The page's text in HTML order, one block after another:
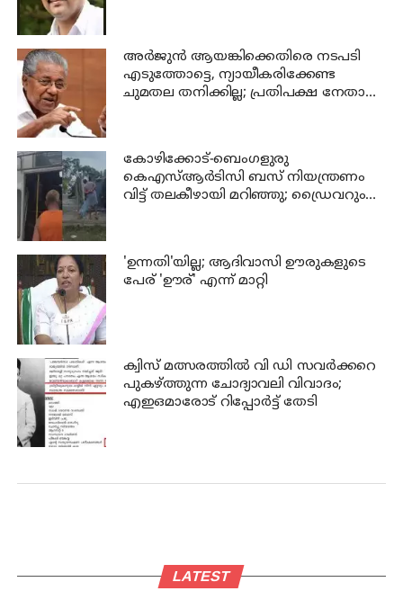
അര്‍ജുന്‍ ആയങ്കിക്കെതിരെ നടപടി
എടുത്തോട്ടെ, ന്യായീകരിക്കേണ്ട
ചുമതല തനിക്കില്ല; പ്രതിപക്ഷ നേതാവ്
കോഴിക്കോട്-ബെംഗളുരു
കെഎസ്ആര്‍ടിസി ബസ് നിയന്ത്രണം
വിട്ട് തലകീഴായി മറിഞ്ഞു; ഡ്രൈവറും
'ഉന്നതി'യില്ല; ആദിവാസി ഊരുകളുടെ
പേര് 'ഊര്' എന്ന് മാറ്റി
ക്വിസ് മത്സരത്തില്‍ വി ഡി സവര്‍ക്കറെ
പുകഴ്ത്തുന്ന ചോദ്യാവലി വിവാദം;
എഇഒമാരോട് റിപ്പോര്‍ട്ട് തേടി
LATEST